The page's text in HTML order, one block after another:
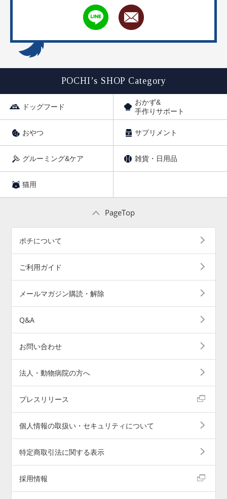
POCHI’s SHOP Category
ドッグフード
おかず&
手作りサポート
おやつ サプリメント
グルーミング&ケア 雑貨・日用品
猫用
PageTop
ポチについて
ご利用ガイド
メールマガジン購読・解除
Q&A
お問い合わせ
法人・動物病院の方へ
プレスリリース
個人情報の取扱い・セキュリティについて
特定商取引法に関する表示
採用情報